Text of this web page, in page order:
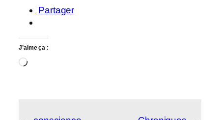
Partager
J’aime ça :
Chargement…